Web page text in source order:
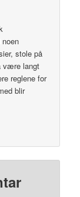
stole på
være langt
reglene for
blir